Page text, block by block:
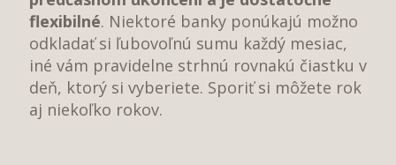
flexibilné. Niektoré banky ponúkajú možno
odkladať si ľubovoľnú sumu každý mesiac,
iné vám pravidelne strhnú rovnakú čiastku v
deň, ktorý si vyberiete. Sporiť si môžete rok
aj niekoľko rokov.